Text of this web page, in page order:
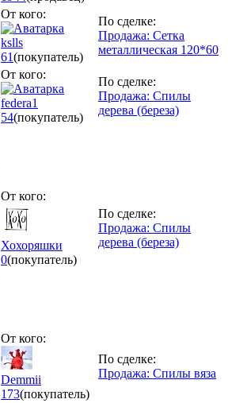
От кого:
kslls
61(покупатель)
По сделке:
Продажа: Сетка
металлическая 120*60
От кого:
federa1
54(покупатель)
По сделке:
Продажа: Спилы
дерева (береза)
От кого:
Хохоряшки
0(покупатель)
По сделке:
Продажа: Спилы
дерева (береза)
От кого:
Demmii
173(покупатель)
По сделке:
Продажа: Спилы вяза